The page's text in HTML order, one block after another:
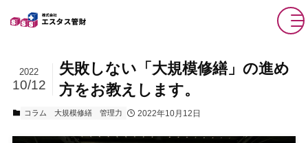
失敗しない「大規模修繕」の進め
方をお教えします。
2022
10/12
コラム 大規模修繕 管理力 2022年10月12日